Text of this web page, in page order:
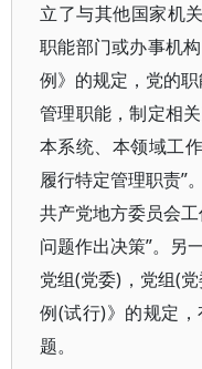
立了与其他国家机
职能部门或办事机
例》的规定，党的
管理职能，制定相
本系统、本领域工
履行特定管理职责”
共产党地方委员会
问题作出决策”。另
党组(党委)，党组(
例(试行)》的规定
题。